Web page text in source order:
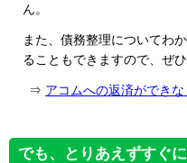
ん。
また、債務整理についてわ
ることもできますので、ぜ
⇒ アコムへの返済ができ
でも、とりあえずすぐ